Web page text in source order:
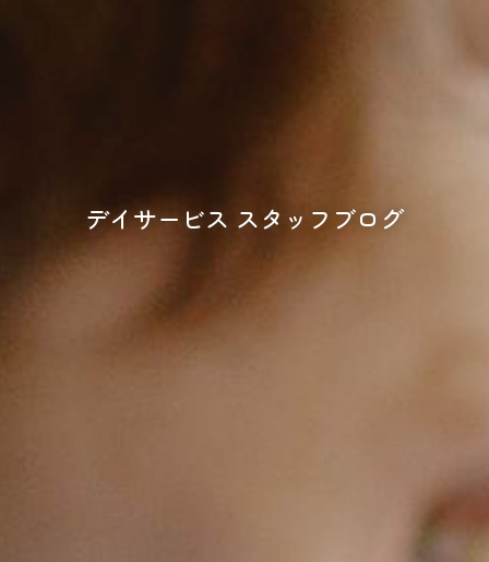
デイサービス スタッフブログ